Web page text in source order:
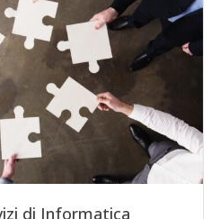
di Informatica